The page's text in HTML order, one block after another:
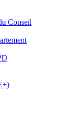
Conseil